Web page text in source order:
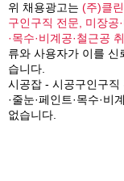
위 채용광고는 (주)클
구인구직 전문, 미장공
·목수·비계공·철근공
류와 사용자가 이를
습니다.
시공잡 - 시공구인구직
·줄눈·페인트·목수·
없습니다.